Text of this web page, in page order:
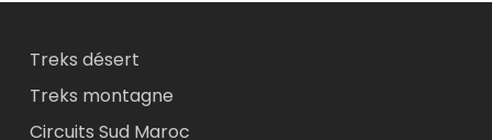
Treks désert
Treks montagne
Circuits Sud Maroc